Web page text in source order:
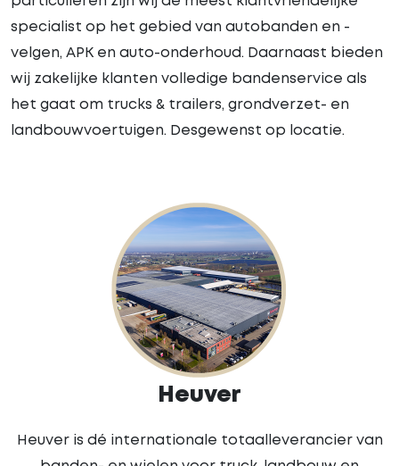
specialist op het gebied van autobanden en -
velgen, APK en auto-onderhoud. Daarnaast bieden
wij zakelijke klanten volledige bandenservice als
het gaat om trucks & trailers, grondverzet- en
landbouwvoertuigen. Desgewenst op locatie.
Heuver
Heuver is dé internationale totaalleverancier van